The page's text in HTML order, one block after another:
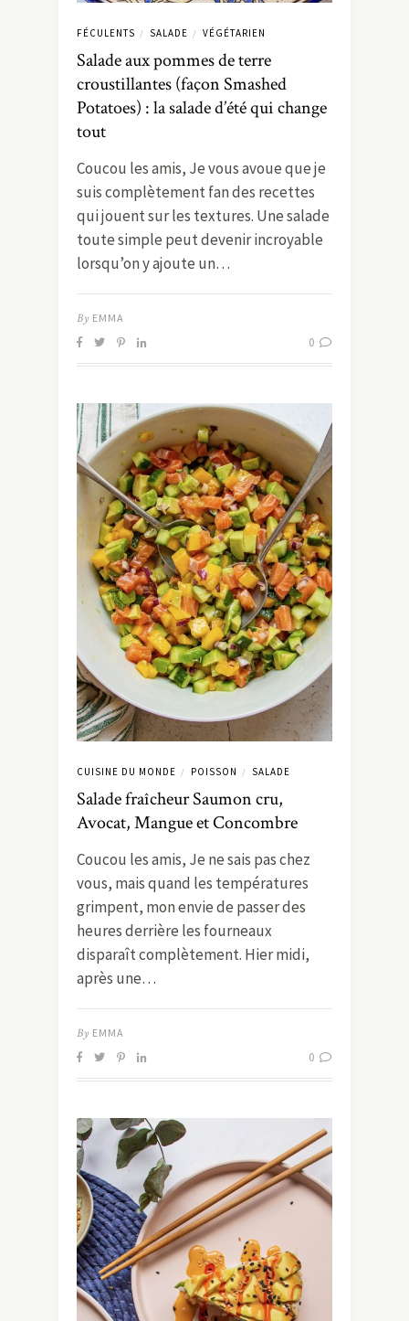
FÉCULENTS / SALADE / VÉGÉTARIEN
Salade aux pommes de terre
croustillantes (façon Smashed
Potatoes) : la salade d’été qui change
tout
Coucou les amis, Je vous avoue que je
suis complètement fan des recettes
qui jouent sur les textures. Une salade
toute simple peut devenir incroyable
lorsqu’on y ajoute un…
By EMMA
0
CUISINE DU MONDE / POISSON / SALADE
Salade fraîcheur Saumon cru,
Avocat, Mangue et Concombre
Coucou les amis, Je ne sais pas chez
vous, mais quand les températures
grimpent, mon envie de passer des
heures derrière les fourneaux
disparaît complètement. Hier midi,
après une…
By EMMA
0